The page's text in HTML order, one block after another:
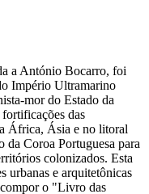
a António Bocarro, foi
Império Ultramarino
mor do Estado da
das
África, Ásia e no litoral
da Coroa Portuguesa para
colonizados. Esta
urbanas e arquitetônicas
o "Livro das